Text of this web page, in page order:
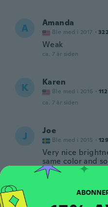
A Amanda
Ble med i 2017 · 322
Weak
ca. 7 år siden
K Karen
Ble med i 2016 · 112
ca. 7 år siden
J Joe
Ble med i 2015 · 129
Very nice
same color and
ca. 7 år siden
J